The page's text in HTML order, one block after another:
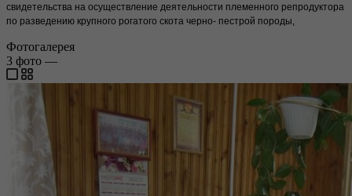
свидетельства на осуществление деятельности племенного репродуктора
по разведению крупного рогатого скота черно- пестрой породы,
Фотогалерея
3 фото —